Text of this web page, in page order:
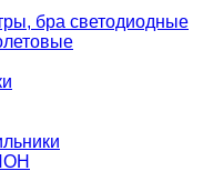
бра светодиодные